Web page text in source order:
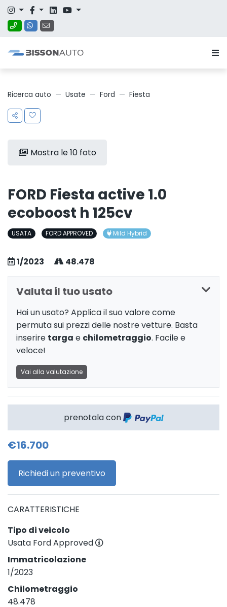
Ricerca auto Usate Ford Fiesta
Mostra le 10 foto
FORD Fiesta active 1.0
ecoboost h 125cv
USATA FORD APPROVED Mild Hybrid
1/2023 48.478
Valuta il tuo usato
Hai un usato? Applica il suo valore come
permuta sui prezzi delle nostre vetture. Basta
inserire targa e chilometraggio. Facile e
veloce!
Vai alla valutazione
prenotala con
€16.700
Richiedi un preventivo
CARATTERISTICHE
Tipo di veicolo
Usata Ford Approved
Immatricolazione
1/2023
Chilometraggio
48.478